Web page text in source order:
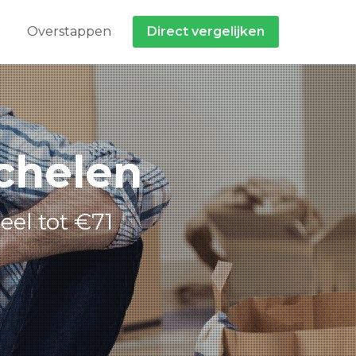
Overstappen Direct vergelijken
tot €71